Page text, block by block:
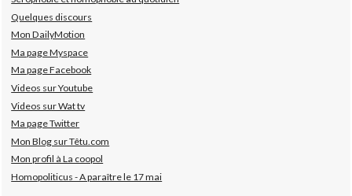
Quelques discours
Mon DailyMotion
Ma page Myspace
Ma page Facebook
Videos sur Youtube
Videos sur Wat tv
Ma page Twitter
Mon Blog sur Têtu.com
Mon profil à La coopol
Homopoliticus - A paraître le 17 mai